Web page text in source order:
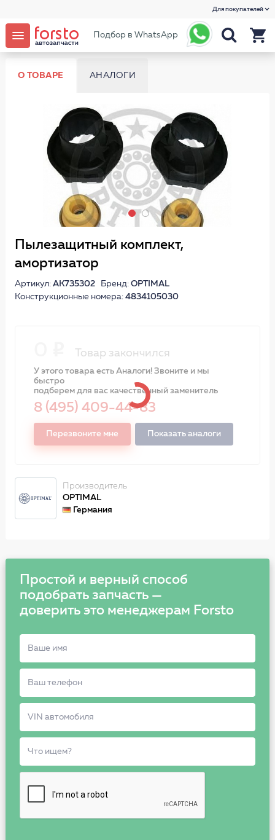
Для покупателей
Подбор в WhatsApp
О ТОВАРЕ АНАЛОГИ
Пылезащитный комплект,
амортизатор
Артикул: AK735302Бренд: OPTIMAL
Конструкционные номера: 4834105030
Товар закончился
У этого товара есть Аналоги! Звоните и мы
быстро
подберем для вас качественный заменитель
8 (495) 409-44-83
Перезвоните мне Показать аналоги
Производитель
OPTIMAL
Германия
Простой и верный способ
подобрать запчасть —
доверить это менеджерам Forsto